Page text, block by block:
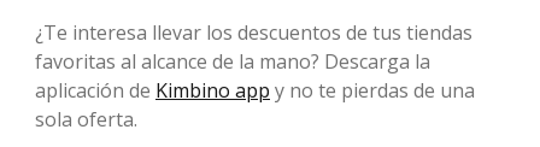
¿Te interesa llevar los descuentos de tus tiendas
favoritas al alcance de la mano? Descarga la
aplicación de Kimbino app y no te pierdas de una
sola oferta.